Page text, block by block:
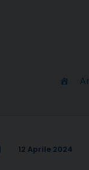
12 Aprile 2024